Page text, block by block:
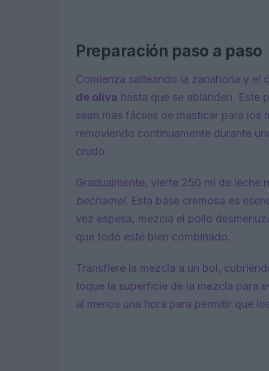
Preparación paso a paso
Comienza salteando la zanahoria y el
de oliva hasta que se ablanden. Este
sean más fáciles de masticar para los
removiendo continuamente durante
crudo.
Gradualmente, vierte 250 ml de leche
bechamel. Esta base cremosa es
vez espesa, mezcla el pollo
que todo esté bien combinado.
Transfiere la mezcla a un bol,
toque la superficie de la mezcla para
al menos una hora para permitir que